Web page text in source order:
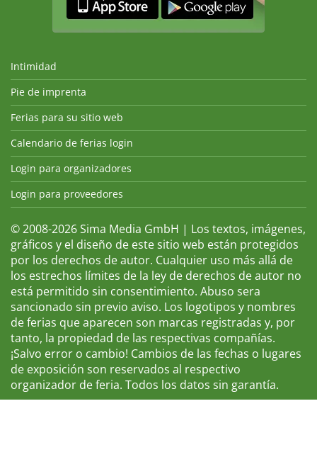
Intimidad
Pie de imprenta
Ferias para su sitio web
Calendario de ferias login
Login para organizadores
Login para proveedores
© 2008-2026 Sima Media GmbH | Los textos, imágenes,
gráficos y el diseño de este sitio web están protegidos
por los derechos de autor. Cualquier uso más allá de
los estrechos límites de la ley de derechos de autor no
está permitido sin consentimiento. Abuso sera
sancionado sin previo aviso. Los logotipos y nombres
de ferias que aparecen son marcas registradas y, por
tanto, la propiedad de las respectivas compañías.
¡Salvo error o cambio! Cambios de las fechas o lugares
de exposición son reservados al respectivo
organizador de feria. Todos los datos sin garantía.